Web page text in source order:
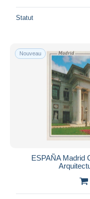
Statut
Nouveau
ESPAÑA Madrid